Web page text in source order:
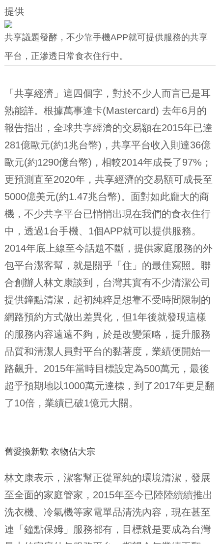
提供
共享議題發酵，不少靠手機APP就可提供服務的共享
平台，正滲透日常食衣住行中。
「共享經濟」這四個字，對於不少人而言已是耳
熟能詳。根據萬事達卡(Mastercard) 去年6月的
報告指出，全球共享經濟的交易額在2015年已達
281億歐元(約1兆台幣)，共享平台收入則達36億
歐元(約1290億台幣)，相較2014年成長了97%；
更預測直至2020年，共享經濟的交易額可成長至
5000億美元(約1.47兆台幣)。面對如此龐大的商
機，不少共享平台已悄悄出現在我們的食衣住行
中，透過1台手機、1個APP就可以提供服務。
2014年底上線至今話題不斷，提供家庭服務的外
包平台潔客幫，就是關乎「住」的最佳寫照。聯
合創辦人林文康談到，台灣其實有不少清潔公司
提供鐘點清潔，起初純粹是想靠不受時間限制的
網路預約方式做出差異化，但1年後就發現這樣
的服務內容遠遠不夠，於是改變策略，提升服務
品質和清潔人員對平台的黏著度，業績便開始一
路飆升。2015年當時目標設定為500萬元，最後
超乎預期地以1000萬元達標，到了2017年更是翻
了10倍，業績已破1億元大關。
舊愛換新歡 衣物佔大宗
林文康表示，潔客幫正從單純的環境清潔，發展
至全面的家庭管家，2015年至今已陸陸續續推出
洗衣機、冷氣機等家電單品清洗內容，現在甚至
連「鐘點保姆」服務都有，目標就是要成為台灣